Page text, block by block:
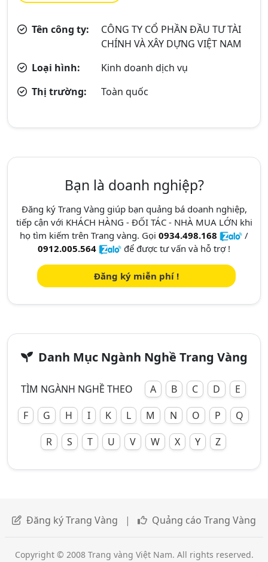
Tên công ty:
CÔNG TY CỔ PHẦN ĐẦU TƯ TÀI
CHÍNH VÀ XÂY DỰNG VIỆT NAM
Loại hình:
Kinh doanh dịch vụ
Thị trường:
Toàn quốc
Bạn là doanh nghiệp?
Đăng ký Trang Vàng giúp bạn quảng bá doanh nghiệp,
tiếp cận với KHÁCH HÀNG - ĐỐI TÁC - NHÀ MUA LỚN khi
họ tìm kiếm trên Trang vàng. Gọi 0934.498.168
/
0912.005.564
để được tư vấn và hỗ trợ !
Đăng ký miễn phí !
Danh Mục Ngành Nghề Trang Vàng
TÌM NGÀNH NGHỀ THEO A B C D
E
F
G H I K L M N O P
Q
R
S T U V W X Y Z
Đăng ký Trang Vàng | Quảng cáo Trang Vàng
Copyright © 2008 Trang vàng Việt Nam. All rights reserved.